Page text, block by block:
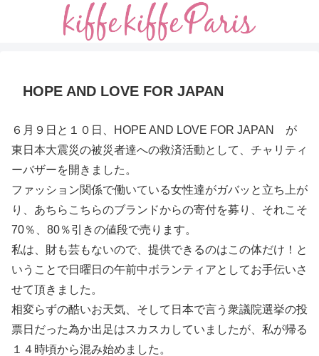
HOPE AND LOVE FOR JAPAN
６月９日と１０日、HOPE AND LOVE FOR JAPAN が
東日本大震災の被災者達への救済活動として、チャリティ
ーバザーを開きました。
ファッション関係で働いている女性達がガバッと立ち上が
り、あちらこちらのブランドからの寄付を募り、それこそ
70％、80％引きの値段で売ります。
私は、財も芸もないので、提供できるのはこの体だけ！と
いうことで日曜日の午前中ボランティアとしてお手伝いさ
せて頂きました。
相変らずの酷いお天気、そして日本で言う衆議院選挙の投
票日だった為か出足はスカスカしていましたが、私が帰る
１４時頃から混み始めました。